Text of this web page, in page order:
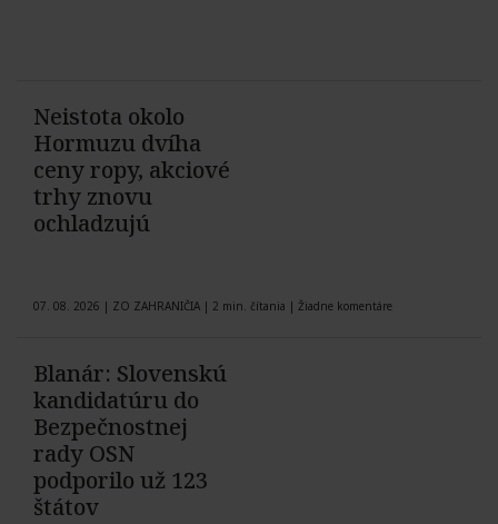
Neistota okolo
Hormuzu dvíha
ceny ropy, akciové
trhy znovu
ochladzujú
07. 08. 2026 | ZO ZAHRANIČIA | 2 min. čítania | Žiadne komentáre
Blanár: Slovenskú
kandidatúru do
Bezpečnostnej
rady OSN
podporilo už 123
štátov